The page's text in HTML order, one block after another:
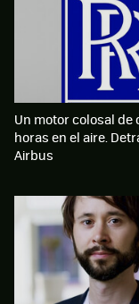
Un motor colosal de
horas en el aire.
Airbus